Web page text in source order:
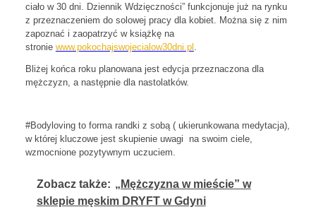
ciało w 30 dni. Dziennik Wdzięczności” funkcjonuje już na rynku
z przeznaczeniem do solowej pracy dla kobiet. Można się z nim
zapoznać i zaopatrzyć w książkę na
stronie www.pokochajswojecialow30dni.pl
Bliżej końca roku planowana jest edycja przeznaczona dla
mężczyzn, a następnie dla nastolatków.
#Bodyloving to forma randki z sobą ( ukierunkowana medytacja),
w której kluczowe jest skupienie uwagi na swoim ciele,
wzmocnione pozytywnym uczuciem.
Zobacz także: „Mężczyzna w mieście” w
sklepie męskim DRYFT w Gdyni